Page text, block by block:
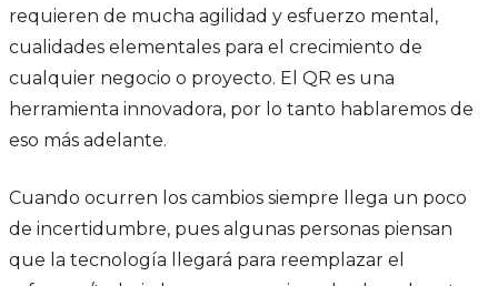
requieren de mucha agilidad y esfuerzo mental,
cualidades elementales para el crecimiento de
cualquier negocio o proyecto. El QR es una
herramienta innovadora, por lo tanto hablaremos de
eso más adelante.
Cuando ocurren los cambios siempre llega un poco
de incertidumbre, pues algunas personas piensan
que la tecnología llegará para reemplazar el